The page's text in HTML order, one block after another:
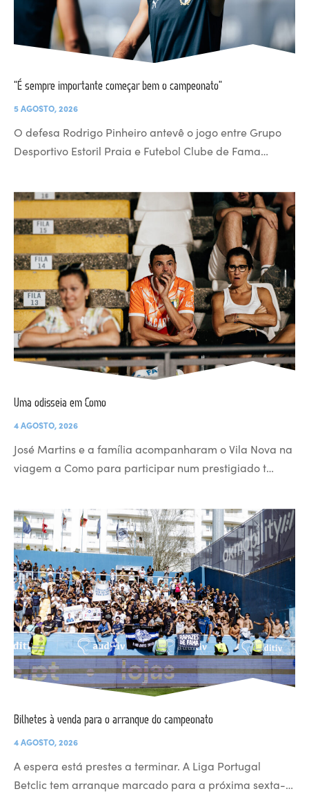
“É sempre importante começar bem o campeonato”
5 AGOSTO, 2026
O defesa Rodrigo Pinheiro antevê o jogo entre Grupo
Desportivo Estoril Praia e Futebol Clube de Fama…
Uma odisseia em Como
4 AGOSTO, 2026
José Martins e a família acompanharam o Vila Nova na
viagem a Como para participar num prestigiado t…
Bilhetes à venda para o arranque do campeonato
4 AGOSTO, 2026
A espera está prestes a terminar. A Liga Portugal
Betclic tem arranque marcado para a próxima sexta-…